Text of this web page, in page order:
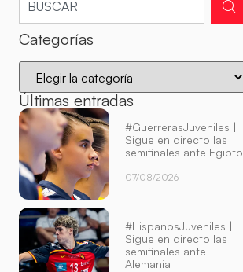
Categorías
Últimas entradas
#GuerrerasJuveniles |
Sigue en directo las
semifinales ante Egipto
07/08/2026
#HispanosJuveniles |
Sigue en directo las
semifinales ante
Alemania